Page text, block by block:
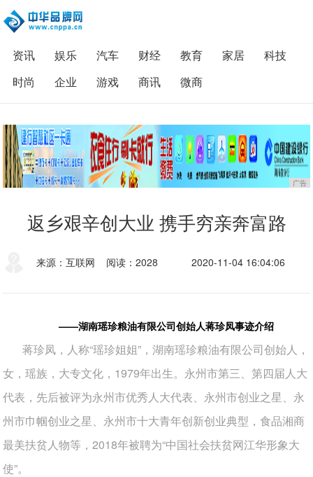
资讯 娱乐 汽车 财经 教育 家居
科技
时尚
企业 游戏 商讯 微商
广告
返乡艰辛创大业 携手穷亲奔富路
来源：互联网 阅读：2028 2020-11-04 16:04:06
——湖南瑶珍粮油有限公司创始人蒋珍凤事迹介绍
蒋珍凤，人称“瑶珍姐姐”，湖南瑶珍粮油有限公司创始人，
女，瑶族，大专文化，1979年出生。永州市第三、第四届人大
代表，先后被评为永州市优秀人大代表、永州市创业之星、永
州市巾帼创业之星、永州市十大青年创新创业典型，食品湘商
最美扶贫人物等，2018年被聘为“中国社会扶贫网江华形象大
使”。